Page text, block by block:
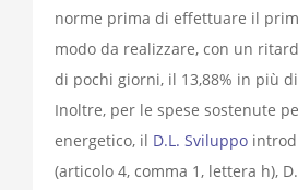
norme prima di effettuare il
modo da realizzare, con un
di pochi giorni, il 13,88% in più
Inoltre, per le spese sostenute
energetico, il D.L. Sviluppo
(articolo 4, comma 1, lettera h),